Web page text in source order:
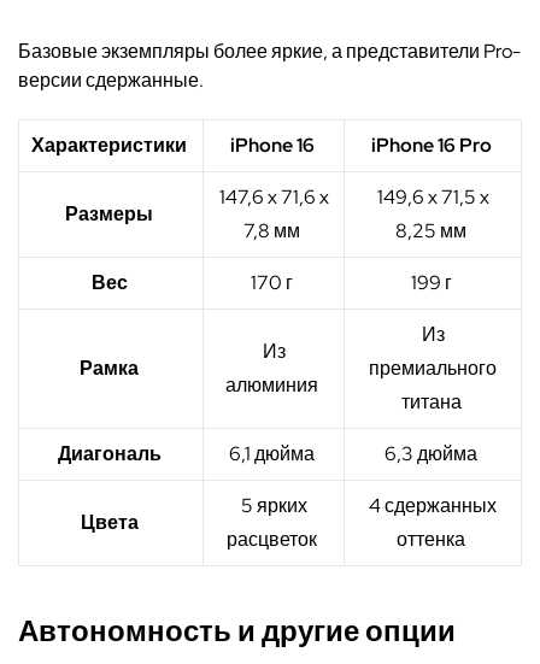
Базовые экземпляры более яркие, а представители Pro-
версии сдержанные.
Характеристики iPhone 16 iPhone 16 Pro
Размеры
147,6 x 71,6 x
7,8 мм
149,6 x 71,5 x
8,25 мм
Вес 170 г 199 г
Рамка
Из
алюминия
Из
премиального
титана
Диагональ 6,1 дюйма 6,3 дюйма
Цвета
5 ярких
расцветок
4 сдержанных
оттенка
Автономность и другие опции